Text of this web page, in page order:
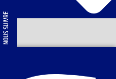
NOUS SUIVRE